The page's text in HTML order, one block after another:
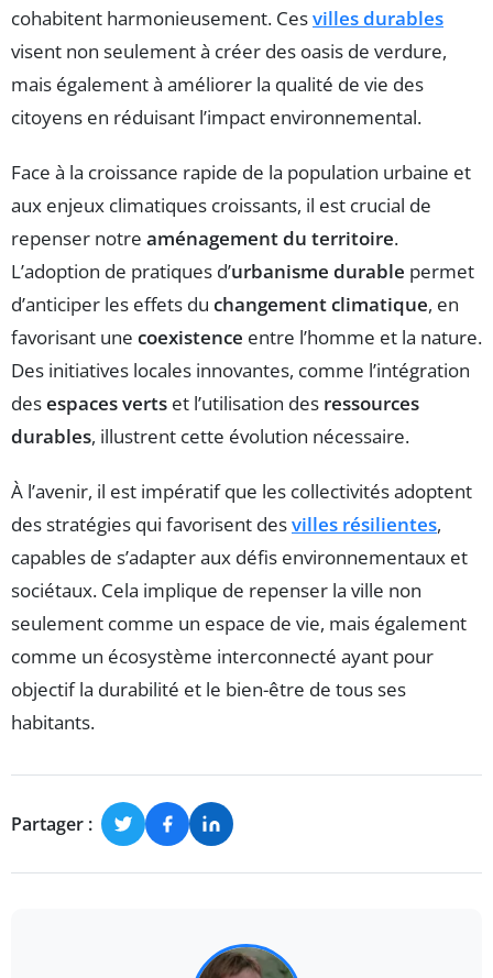
cohabitent harmonieusement. Cesvilles durables
visent non seulement à créer des oasis de verdure,
mais également à améliorer la qualité de vie des
citoyens en réduisant l’impact environnemental.
Face à la croissance rapide de la population urbaine et
aux enjeux climatiques croissants, il est crucial de
repenser notre aménagement du territoire.
L’adoption de pratiques d’urbanisme durable permet
d’anticiper les effets du changement climatique, en
favorisant une coexistence entre l’homme et la nature.
Des initiatives locales innovantes, comme l’intégration
desespaces verts et l’utilisation des ressources
durables, illustrent cette évolution nécessaire.
À l’avenir, il est impératif que les collectivités adoptent
des stratégies qui favorisent desvilles résilientes,
capables de s’adapter aux défis environnementaux et
sociétaux. Cela implique de repenser la ville non
seulement comme un espace de vie, mais également
comme un écosystème interconnecté ayant pour
objectif la durabilité et le bien-être de tous ses
habitants.
Partager :